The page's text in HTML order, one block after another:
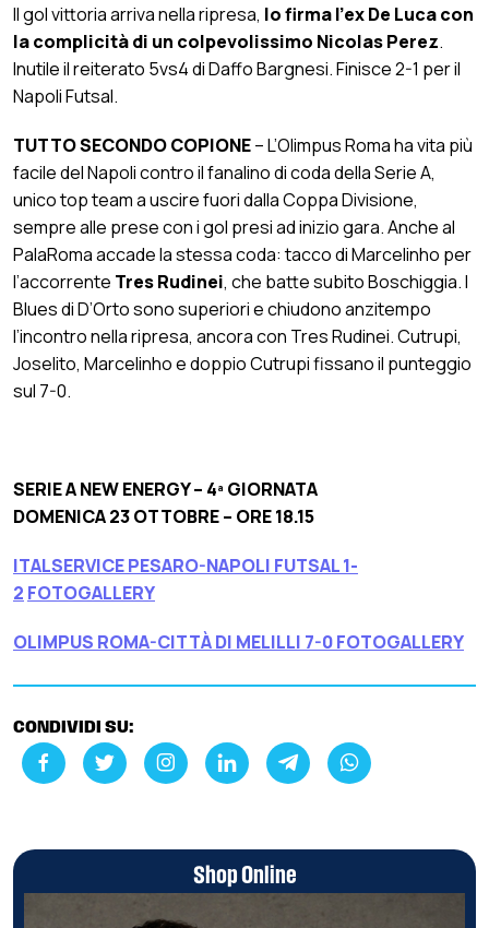
Il gol vittoria arriva nella ripresa, lo firma l’ex De Luca con
la complicità di un colpevolissimo Nicolas Perez.
Inutile il reiterato 5vs4 di Daffo Bargnesi. Finisce 2-1 per il
Napoli Futsal.
TUTTO SECONDO COPIONE– L’Olimpus Roma ha vita più
facile del Napoli contro il fanalino di coda della Serie A,
unico top team a uscire fuori dalla Coppa Divisione,
sempre alle prese con i gol presi ad inizio gara. Anche al
PalaRoma accade la stessa coda: tacco di Marcelinho per
l’accorrente Tres Rudinei, che batte subito Boschiggia. I
Blues di D’Orto sono superiori e chiudono anzitempo
l’incontro nella ripresa, ancora con Tres Rudinei. Cutrupi,
Joselito, Marcelinho e doppio Cutrupi fissano il punteggio
sul 7-0.
SERIE A NEW ENERGY – 4ª GIORNATA
DOMENICA 23 OTTOBRE – ORE 18.15
ITALSERVICE PESARO-NAPOLI FUTSAL 1-
2 FOTOGALLERY
OLIMPUS ROMA-CITTÀ DI MELILLI 7-0FOTOGALLERY
CONDIVIDI SU:
Shop Online